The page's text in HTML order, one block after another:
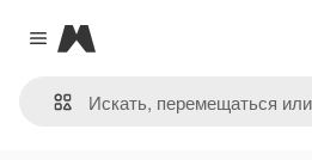
Close menu
Magnific